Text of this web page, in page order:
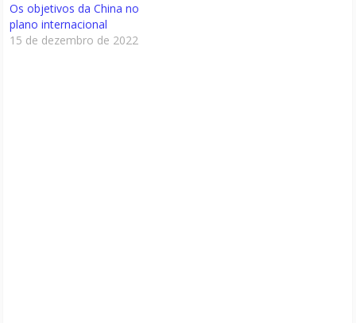
Os objetivos da China no
plano internacional
15 de dezembro de 2022